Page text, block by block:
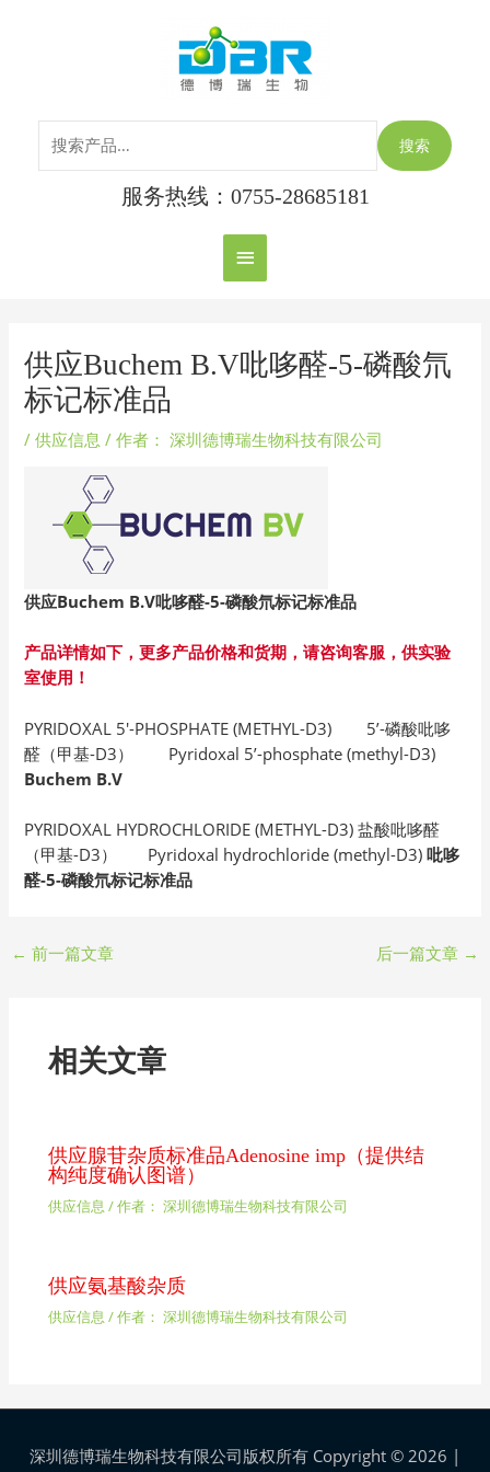
主
菜
单
搜索
服务热线：0755-28685181
供应Buchem B.V吡哆醛-5-磷酸氘
标记标准品
/供应信息 / 作者： 深圳德博瑞生物科技有限公司
供应Buchem B.V吡哆醛-5-磷酸氘标记标准品
产品详情如下，更多产品价格和货期，请咨询客服，供实验
室使用！
PYRIDOXAL 5′-PHOSPHATE (METHYL-D3) 5’-磷酸吡哆
醛（甲基-D3） Pyridoxal 5’-phosphate (methyl-D3)
Buchem B.V
PYRIDOXAL HYDROCHLORIDE (METHYL-D3) 盐酸吡哆醛
（甲基-D3） Pyridoxal hydrochloride (methyl-D3)吡哆
醛-5-磷酸氘标记标准品
← 前一篇文章 后一篇文章 →
相关文章
供应腺苷杂质标准品Adenosine imp（提供结
构纯度确认图谱）
供应信息 / 作者： 深圳德博瑞生物科技有限公司
供应氨基酸杂质
供应信息 / 作者： 深圳德博瑞生物科技有限公司
深圳德博瑞生物科技有限公司版权所有 Copyright © 2026 |